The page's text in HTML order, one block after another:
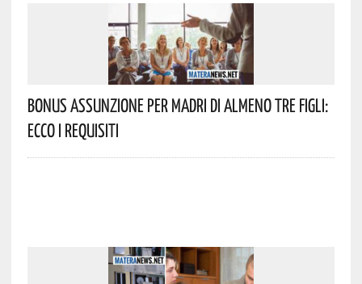
Bonus Assunzione Per Madri Di Almeno Tre Figli:
Ecco I Requisiti